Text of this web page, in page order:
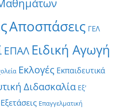
Αποσπάσεις ΓΕΛ
ΕΠΑΛ Ειδική Αγωγή
Εκλογές Εκπαιδευτικά
Διδασκαλία Εξ'
Εξετάσεις Επαγγελματική